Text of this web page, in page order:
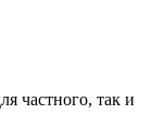
частного, так и